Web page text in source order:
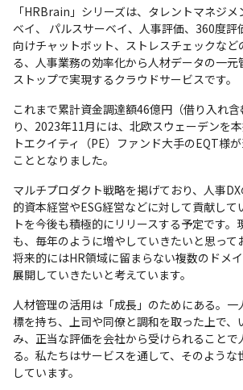
「HRBrain」シリーズは、タレントマネジ
ベイ、 パルスサーベイ、人事評価、360度評
向けチャットボット、ストレスチェックなど
る、人事業務の効率化から人材データの一元
ストップで実現するクラウドサービスです。
これまで累計資金調達額46億円（借り入れ
り、2023年11月には、北欧スウェーデンを
トエクイティ（PE）ファンド大手のEQT様
こととなりました。
マルチプロダクト戦略を掲げており、人事
的資本経営やESG経営などに対して貢献して
トを今後も積極的にリリースする予定です。
も、毎年のように増やしていきたいと思って
将来的にはHR領域に留まらない複数のドメ
展開していきたいと考えています。
人材管理の活用は「成長」のためにある。一
標を持ち、上司や同僚と調和を取った上で、
み、正当な評価を会社から受けられることで
る。私たちはサービスを通して、そのような
しています。